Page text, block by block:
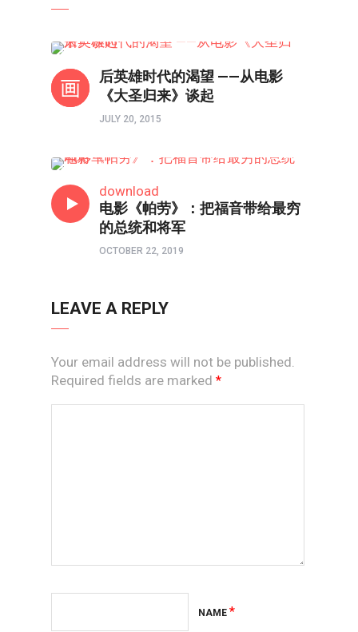
后英雄时代的渴望 ——从电影
《大圣归来》谈起
JULY 20, 2015
download
电影《帕劳》：把福音带给最穷
的总统和将军
OCTOBER 22, 2019
LEAVE A REPLY
Your email address will not be published.
Required fields are marked *
NAME *